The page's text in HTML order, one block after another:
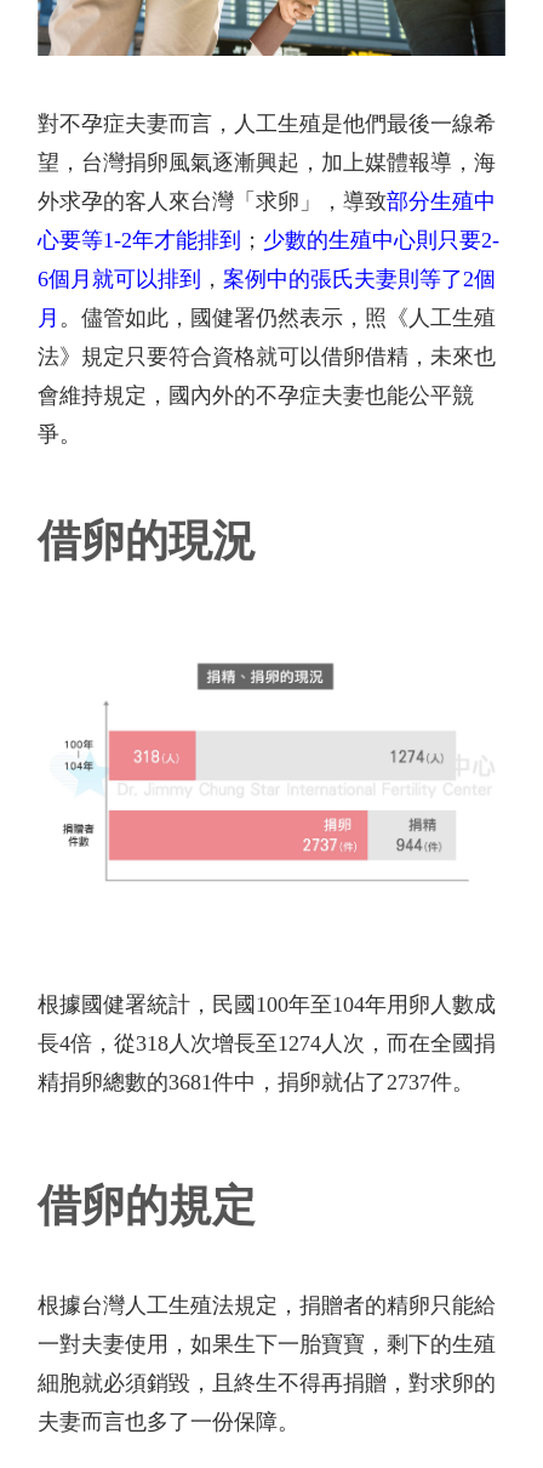
對不孕症夫妻而言，人工生殖是他們最後一線希
望，台灣捐卵風氣逐漸興起，加上媒體報導，海
外求孕的客人來台灣「求卵」，導致部分生殖中
心要等1-2年才能排到 ； 少數的生殖中心則只要2-
6個月就可以排到 ，案例中的張氏夫妻則等了2個
月 。儘管如此，國健署仍然表示，照《人工生殖
法》規定只要符合資格就可以借卵借精，未來也
會維持規定，國內外的不孕症夫妻也能公平競
爭。
借卵的現況
根據國健署統計，民國 100年至104年用卵人數成
長4倍，從318 人次增長至1274 人次，而在全國捐
精捐卵總數的3681件中，捐卵就佔了2737件。
借卵的規定
根據台灣人工生殖法規定，捐贈者的精卵只能給
一對夫妻使用，如果生下一胎寶寶，剩下的生殖
細胞就必須銷毀，且終生不得再捐贈，對求卵的
夫妻而言也多了一份保障。